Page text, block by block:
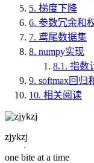
5. 梯度下降
6. 参数冗余和
7. 鸢尾数据集
8. numpy实现
8.1. 指数
9. softmax回归
10. 相关阅读
zjykzj
one bite at a time